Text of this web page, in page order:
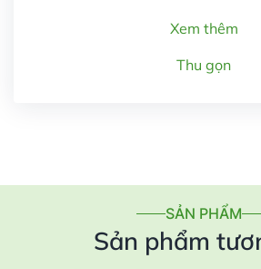
Xem thêm
Thu gọn
SẢN PHẨM
Sản phẩm